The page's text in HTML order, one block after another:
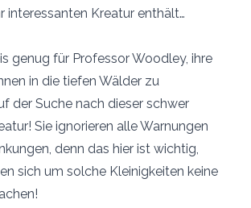
interessanten Kreatur enthält…
genug für Professor Woodley, ihre
in die tiefen Wälder zu
der Suche nach dieser schwer
Sie ignorieren alle Warnungen
denn das hier ist wichtig,
sich um solche Kleinigkeiten keine